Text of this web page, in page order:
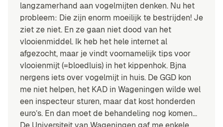
langzamerhand aan vogelmijten denken. Nu het
probleem: Die zijn enorm moeilijk te bestrijden! Je
ziet ze niet. En ze gaan niet dood van het
vlooienmiddel. Ik heb het hele internet al
afgezocht, maar je vindt voornamelijk tips voor
vlooienmijt (=bloedluis) in het kippenhok. Bjna
nergens iets over vogelmijt in huis. De GGD kon
me niet helpen, het KAD in Wageningen wilde wel
een inspecteur sturen, maar dat kost honderden
euro’s. En dan moet de behandeling nog komen…